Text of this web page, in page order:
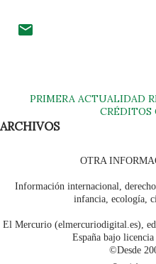
PRIMERA ACTUALIDAD
CRÉDITOS
ARCHIVOS
OTRA
Información internacional,
infancia, ecología,
El Mercurio (elmercuriodigital.es),
España bajo
©Desde